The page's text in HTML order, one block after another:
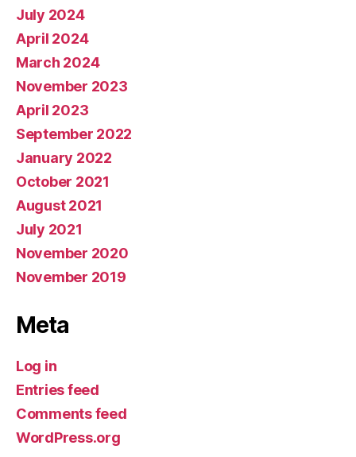
July 2024
April 2024
March 2024
November 2023
April 2023
September 2022
January 2022
October 2021
August 2021
July 2021
November 2020
November 2019
Meta
Log in
Entries feed
Comments feed
WordPress.org